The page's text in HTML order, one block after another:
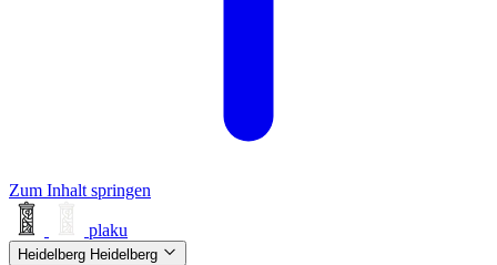
Zum Inhalt springen
plaku
Heidelberg Heidelberg